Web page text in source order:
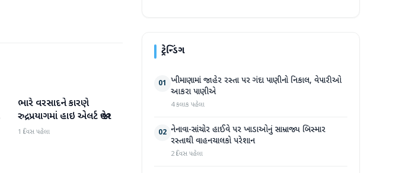
રાષ્ટ્રીય
ભારે વરસાદને કારણે
રુદ્રપ્રયાગમાં હાઇ એલર્ટ જાહેર
1 દિવસ પહેલા
ટ્રેન્ડિંગ
01 ખીમાણામાં જાહેર રસ્તા પર ગંદા પાણીનો નિકાલ, વેપારીઓ
આકરા પાણીએ
4 કલાક પહેલા
02 નેનાવા-સાંચોર હાઈવે પર ખાડાઓનું સામ્રાજ્ય બિસ્માર
રસ્તાથી વાહનચાલકો પરેશાન
2 દિવસ પહેલા